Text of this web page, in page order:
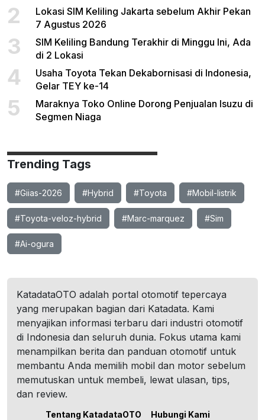
2
Lokasi SIM Keliling Jakarta sebelum Akhir Pekan
7 Agustus 2026
3
SIM Keliling Bandung Terakhir di Minggu Ini, Ada
di 2 Lokasi
4
Usaha Toyota Tekan Dekabornisasi di Indonesia,
Gelar TEY ke-14
5
Maraknya Toko Online Dorong Penjualan Isuzu di
Segmen Niaga
Trending Tags
#Giias-2026 #Hybrid #Toyota #Mobil-listrik
#Toyota-veloz-hybrid #Marc-marquez #Sim
#Ai-ogura
KatadataOTO adalah portal otomotif tepercaya
yang merupakan bagian dari Katadata. Kami
menyajikan informasi terbaru dari industri otomotif
di Indonesia dan seluruh dunia. Fokus utama kami
menampilkan berita dan panduan otomotif untuk
membantu Anda memilih mobil dan motor sebelum
memutuskan untuk membeli, lewat ulasan, tips,
dan review.
Tentang KatadataOTO Hubungi Kami